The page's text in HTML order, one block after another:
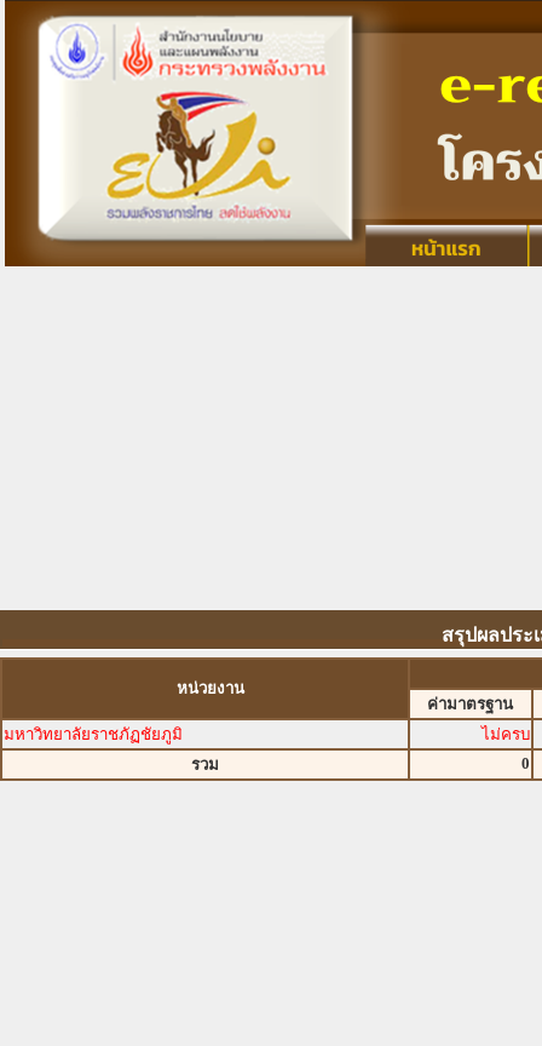
สรุปผลประ
หน่วยงาน
ค่ามาตรฐาน
มหาวิทยาลัยราชภัฏชัยภูมิ
ไม่ครบ
รวม
0